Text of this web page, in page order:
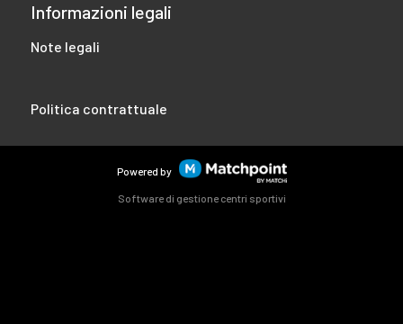
Informazioni legali
Note legali
Politica contrattuale
Powered by
Software di gestione centri sportivi